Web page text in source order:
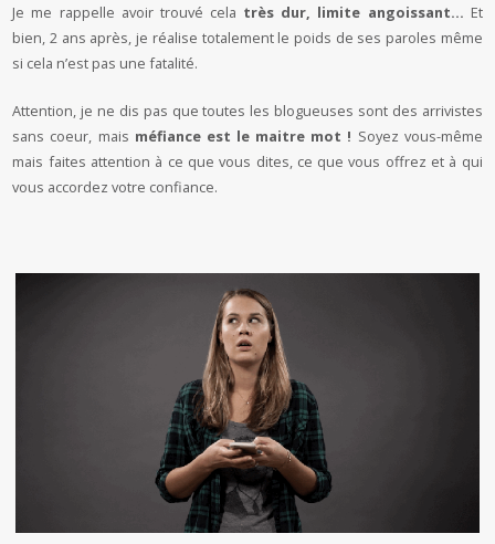
Je me rappelle avoir trouvé cela très dur, limite angoissant… Et
bien, 2 ans après, je réalise totalement le poids de ses paroles même
si cela n’est pas une fatalité.
Attention, je ne dis pas que toutes les blogueuses sont des arrivistes
sans coeur, mais méfiance est le maitre mot ! Soyez vous-même
mais faites attention à ce que vous dites, ce que vous offrez et à qui
vous accordez votre confiance.